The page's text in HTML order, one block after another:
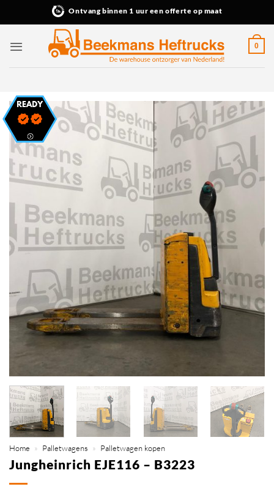
Ontvang binnen 1 uur een offerte op maat
0
Home » Palletwagens » Palletwagen kopen
Jungheinrich EJE116 – B3223